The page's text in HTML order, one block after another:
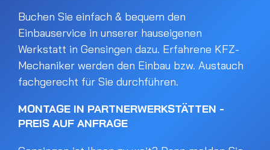
Buchen Sie einfach & bequem den
Einbauservice in unserer hauseigenen
Werkstatt in Gensingen dazu. Erfahrene KFZ-
Mechaniker werden den Einbau bzw. Austauch
fachgerecht für Sie durchführen.
MONTAGE IN PARTNERWERKSTÄTTEN -
PREIS AUF ANFRAGE